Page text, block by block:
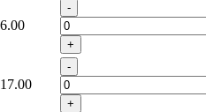
-
+
-
+